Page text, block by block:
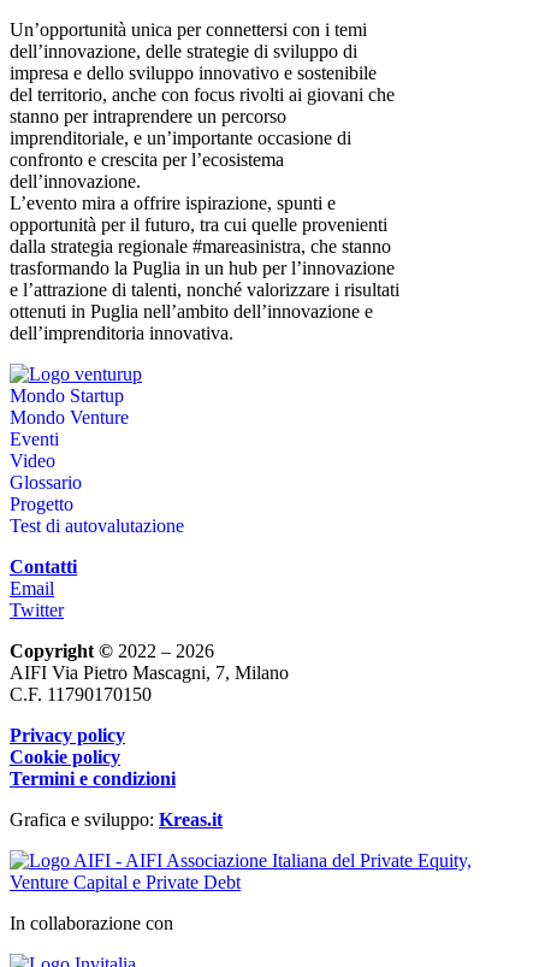
Un’opportunità unica per connettersi con i temi
dell’innovazione, delle strategie di sviluppo di
impresa e dello sviluppo innovativo e sostenibile
del territorio, anche con focus rivolti ai giovani che
stanno per intraprendere un percorso
imprenditoriale, e un’importante occasione di
confronto e crescita per l’ecosistema
dell’innovazione.
L’evento mira a offrire ispirazione, spunti e
opportunità per il futuro, tra cui quelle provenienti
dalla strategia regionale #mareasinistra, che stanno
trasformando la Puglia in un hub per l’innovazione
e l’attrazione di talenti, nonché valorizzare i risultati
ottenuti in Puglia nell’ambito dell’innovazione e
dell’imprenditoria innovativa.
Mondo Startup
Mondo Venture
Eventi
Video
Glossario
Progetto
Test di autovalutazione
Contatti
Email
Twitter
Copyright © 2022 – 2026
AIFI Via Pietro Mascagni, 7, Milano
C.F. 11790170150
Privacy policy
Cookie policy
Termini e condizioni
Grafica e sviluppo: Kreas.it
In collaborazione con